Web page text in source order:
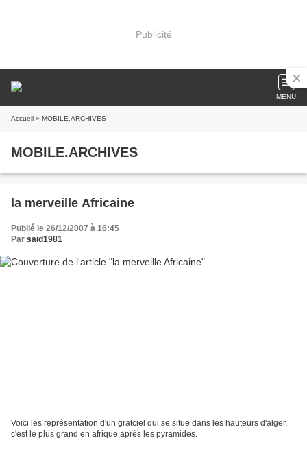
Publicité
MENU
Accueil » MOBILE.ARCHIVES
MOBILE.ARCHIVES
la merveille Africaine
Publié le 26/12/2007 à 16:45
Par said1981
Voici les représentation d'un gratciel qui se situe dans les hauteurs d'alger,
c'est le plus grand en afrique après les pyramides.